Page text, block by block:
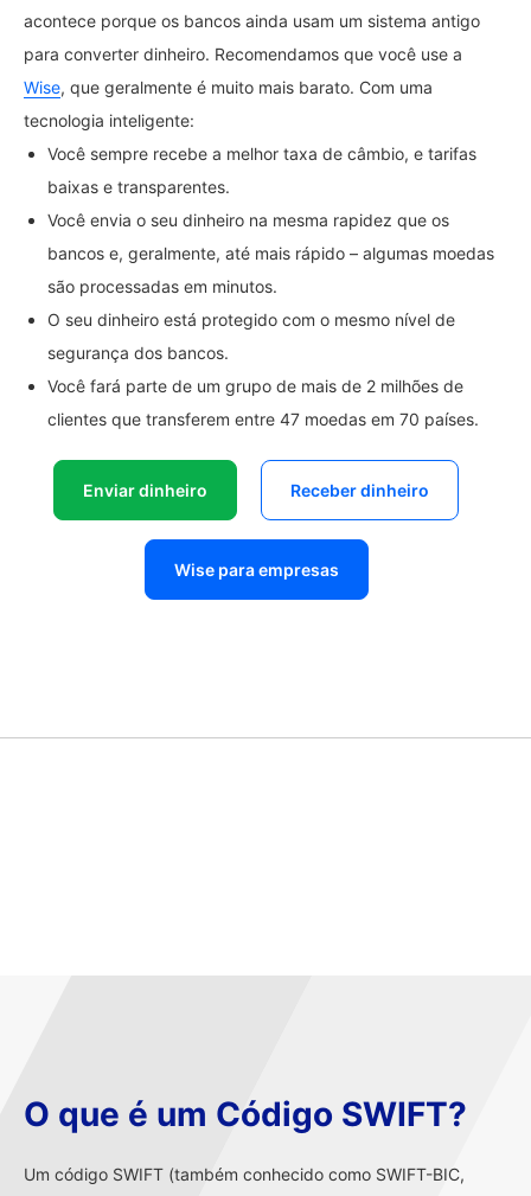
acontece porque os bancos ainda usam um sistema antigo
para converter dinheiro. Recomendamos que você use a
Wise, que geralmente é muito mais barato. Com uma
tecnologia inteligente:
Você sempre recebe a melhor taxa de câmbio, e tarifas
baixas e transparentes.
Você envia o seu dinheiro na mesma rapidez que os
bancos e, geralmente, até mais rápido – algumas moedas
são processadas em minutos.
O seu dinheiro está protegido com o mesmo nível de
segurança dos bancos.
Você fará parte de um grupo de mais de 2 milhões de
clientes que transferem entre 47 moedas em 70 países.
Enviar dinheiro Receber dinheiro
Wise para empresas
O que é um Código SWIFT?
Um código SWIFT (também conhecido como SWIFT-BIC,